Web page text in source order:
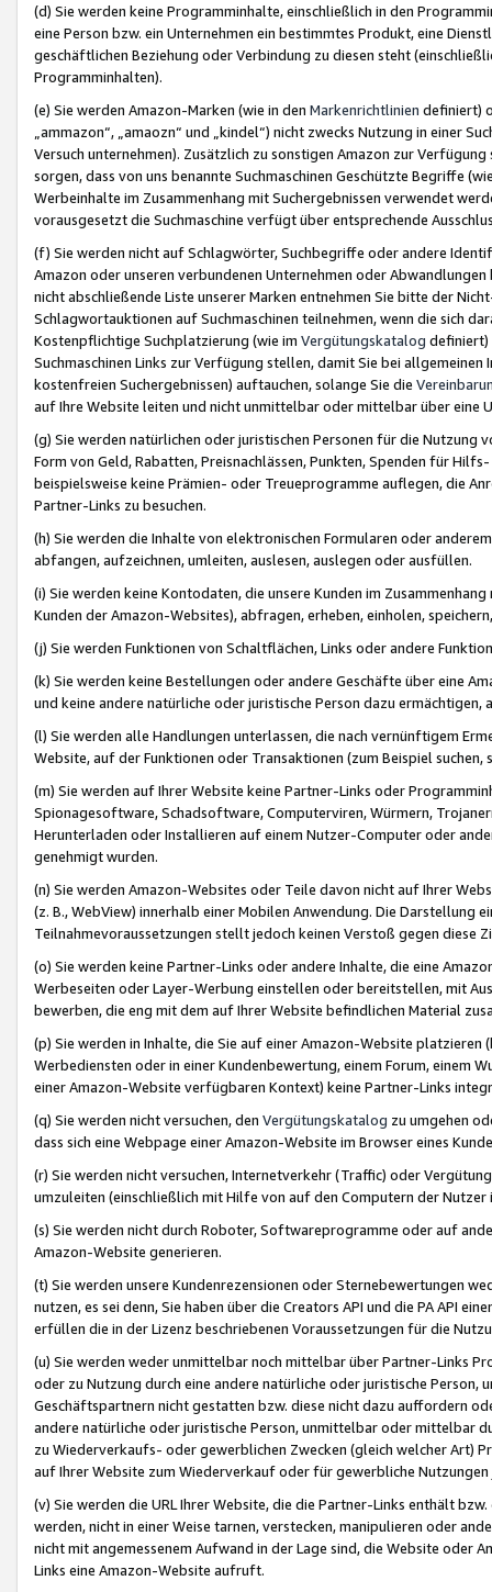
(d) Sie werden keine Programminhalte, einschließlich in den
eine Person bzw. ein Unternehmen ein bestimmtes Produkt, eine
geschäftlichen Beziehung oder Verbindung zu diesen steht
Programminhalten).
(e) Sie werden Amazon-Marken (wie in den Markenrichtlinien definiert)
„ammazon“, „amaozn“ und „kindel“) nicht zwecks Nutzung in einer
Versuch unternehmen). Zusätzlich zu sonstigen Amazon zur
sorgen, dass von uns benannte Suchmaschinen Geschützte Begriffe
Werbeinhalte im Zusammenhang mit Suchergebnissen verwendet
vorausgesetzt die Suchmaschine verfügt über entsprechende
(f) Sie werden nicht auf Schlagwörter, Suchbegriffe oder andere
Amazon oder unseren verbundenen Unternehmen oder
nicht abschließende Liste unserer Marken entnehmen Sie bitte der
Schlagwortauktionen auf Suchmaschinen teilnehmen, wenn die sich
Kostenpflichtige Suchplatzierung (wie im Vergütungskatalog definiert)
Suchmaschinen Links zur Verfügung stellen, damit Sie bei
kostenfreien Suchergebnissen) auftauchen, solange Sie die
auf Ihre Website leiten und nicht unmittelbar oder mittelbar über eine
(g) Sie werden natürlichen oder juristischen Personen für die Nutzung
Form von Geld, Rabatten, Preisnachlässen, Punkten, Spenden für
beispielsweise keine Prämien- oder Treueprogramme auflegen, die
Partner-Links zu besuchen.
(h) Sie werden die Inhalte von elektronischen Formularen oder
abfangen, aufzeichnen, umleiten, auslesen, auslegen oder ausfüllen.
(i) Sie werden keine Kontodaten, die unsere Kunden im
Kunden der Amazon-Websites), abfragen, erheben, einholen,
(j) Sie werden Funktionen von Schaltflächen, Links oder andere
(k) Sie werden keine Bestellungen oder andere Geschäfte über eine
und keine andere natürliche oder juristische Person dazu
(l) Sie werden alle Handlungen unterlassen, die nach vernünftigem
Website, auf der Funktionen oder Transaktionen (zum Beispiel
(m) Sie werden auf Ihrer Website keine Partner-Links oder
Spionagesoftware, Schadsoftware, Computerviren, Würmern,
Herunterladen oder Installieren auf einem Nutzer-Computer oder
genehmigt wurden.
(n) Sie werden Amazon-Websites oder Teile davon nicht auf Ihrer
(z. B., WebView) innerhalb einer Mobilen Anwendung. Die Darstellung
Teilnahmevoraussetzungen stellt jedoch keinen Verstoß gegen diese
(o) Sie werden keine Partner-Links oder andere Inhalte, die eine
Werbeseiten oder Layer-Werbung einstellen oder bereitstellen, mit
bewerben, die eng mit dem auf Ihrer Website befindlichen Material
(p) Sie werden in Inhalte, die Sie auf einer Amazon-Website
Werbediensten oder in einer Kundenbewertung, einem Forum, einem
einer Amazon-Website verfügbaren Kontext) keine Partner-Links
(q) Sie werden nicht versuchen, den Vergütungskatalog zu umgehen
dass sich eine Webpage einer Amazon-Website im Browser eines
(r) Sie werden nicht versuchen, Internetverkehr (Traffic) oder
umzuleiten (einschließlich mit Hilfe von auf den Computern der
(s) Sie werden nicht durch Roboter, Softwareprogramme oder auf
Amazon-Website generieren.
(t) Sie werden unsere Kundenrezensionen oder Sternebewertungen
nutzen, es sei denn, Sie haben über die Creators API und die PA API
erfüllen die in der Lizenz beschriebenen Voraussetzungen für die
(u) Sie werden weder unmittelbar noch mittelbar über Partner-Links
oder zu Nutzung durch eine andere natürliche oder juristische
Geschäftspartnern nicht gestatten bzw. diese nicht dazu auffordern
andere natürliche oder juristische Person, unmittelbar oder mittelbar
zu Wiederverkaufs- oder gewerblichen Zwecken (gleich welcher Art)
auf Ihrer Website zum Wiederverkauf oder für gewerbliche
(v) Sie werden die URL Ihrer Website, die die Partner-Links enthält
werden, nicht in einer Weise tarnen, verstecken, manipulieren oder
nicht mit angemessenem Aufwand in der Lage sind, die Website oder
Links eine Amazon-Website aufruft.